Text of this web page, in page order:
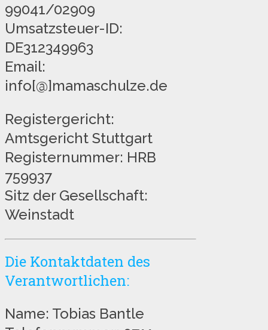
99041/02909
Umsatzsteuer-ID:
DE312349963
Email:
info[@]mamaschulze.de
Registergericht:
Amtsgericht Stuttgart
Registernummer: HRB
759937
Sitz der Gesellschaft:
Weinstadt
Die Kontaktdaten des
Verantwortlichen:
Name: Tobias Bantle